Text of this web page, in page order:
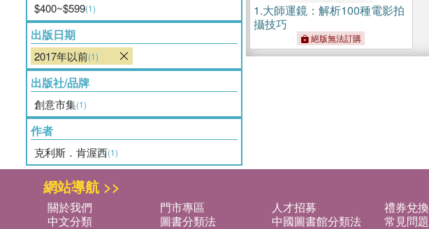
$400~$599(1)
出版日期
2017年以前(1)
出版社/品牌
創意市集(1)
作者
克利斯．肯渥西(1)
1.大師運鏡：解析100種電影拍
攝技巧
絕版無法訂購
網站導航 >>
關於我們 門市專區 人才招募 禮券兌換
中文分類
圖書分類法 中國圖書館分類法 常見問題